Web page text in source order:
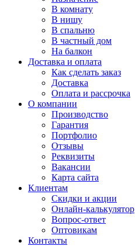
В комнату
В нишу
В спальню
В частный дом
На балкон
Доставка и оплата
Как сделать заказ
Доставка
Оплата и рассрочка
О компании
Производство
Гарантия
Портфолио
Отзывы
Реквизиты
Вакансии
Карта сайта
Клиентам
Скидки и акции
Онлайн-калькулятор
Вопрос-ответ
Оптовикам
Контакты